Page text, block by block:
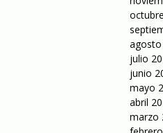
agosto
julio
junio
mayo
abril
marzo